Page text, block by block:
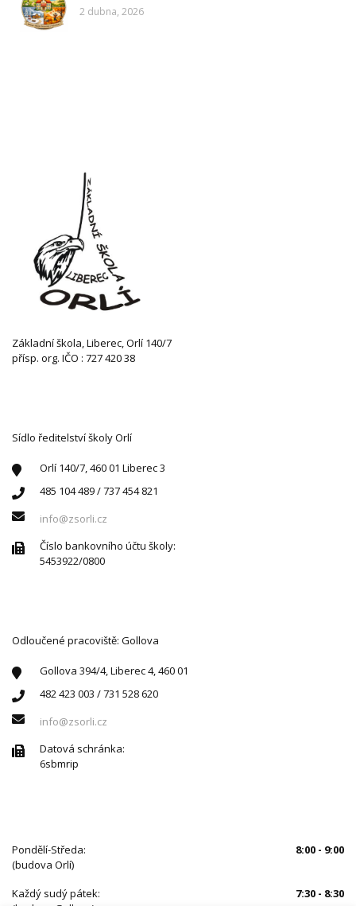
2 dubna, 2026
Základní škola, Liberec, Orlí 140/7
přísp. org. IČO : 727 420 38
Sídlo ředitelství školy Orlí
Orlí 140/7, 460 01 Liberec 3
485 104 489 / 737 454 821
info@zsorli.cz
Číslo bankovního účtu školy:
5453922/0800
Odloučené pracoviště: Gollova
Gollova 394/4, Liberec 4, 460 01
482 423 003 / 731 528 620
info@zsorli.cz
Datová schránka:
6sbmrip
Pondělí-Středa:
8:00 - 9:00
(budova Orlí)
Každý sudý pátek:
7:30 - 8:30